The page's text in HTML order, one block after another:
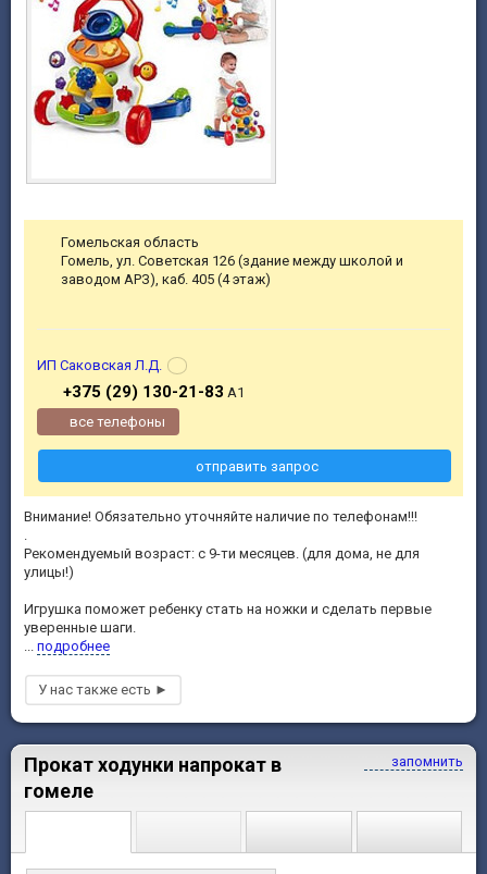
Внимание! Обязательно уточняйте наличие по телефонам!!!
.
Рекомендуемый возраст: с 9-ти месяцев. (для дома, не для
улицы!)
Игрушка поможет ребенку стать на ножки и сделать первые
уверенные шаги.
... подробнее
Гомельская область
Гомель, ул. Советская 126 (здание между школой и
заводом АРЗ), каб. 405 (4 этаж)
ИП Саковская Л.Д.
+375 (29) 130-21-83 А1
все телефоны
отправить запрос
запомнить
Прокат ходунки напрокат в
гомеле